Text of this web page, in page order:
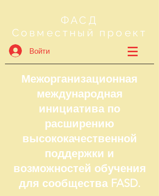
ФАСД
Совместный проект
Войти
Межорганизационная
международная
инициатива по
расширению
высококачественной
поддержки и
возможностей обучения
для сообщества FASD.